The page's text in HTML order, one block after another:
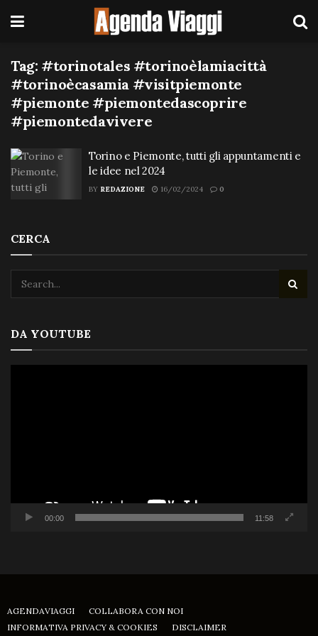
Tag: #torinotales #torinoèlamiacittà
#torinoècasamia #visitpiemonte
#piemonte #piemontedascoprire
#piemontedavivere
Torino e Piemonte, tutti gli appuntamenti e
le idee nel 2024
BY REDAZIONE 16/02/2024 0
CERCA
DA YOUTUBE
00:00 11:58
AGENDAVIAGGI
COLLABORA CON NOI
INFORMATIVA PRIVACY & COOKIES
DISCLAIMER